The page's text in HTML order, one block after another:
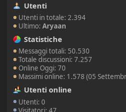
Utenti
Utenti in totale: 2.394
Ultimo:Aryaan
Statistiche
Messaggi totali: 50.530
Totale discussioni: 7.257
Online Oggi: 70
Massimi online: 1.578 (05
Utenti online
Utenti: 0